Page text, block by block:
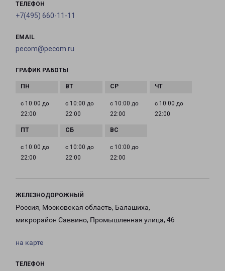
ТЕЛЕФОН
+7(495) 660-11-11
EMAIL
pecom@pecom.ru
ГРАФИК РАБОТЫ
с 10:00 до
22:00
с 10:00 до
22:00
с 10:00 до
22:00
с 10:00 до
22:00
с 10:00 до
22:00
с 10:00 до
22:00
с 10:00 до
22:00
ЖЕЛЕЗНОДОРОЖНЫЙ
Россия, Московская область, Балашиха,
микрорайон Саввино, Промышленная улица, 46
на карте
ТЕЛЕФОН